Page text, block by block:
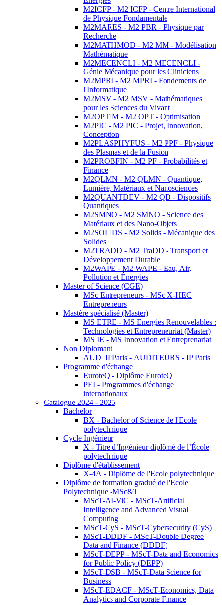
M2ICFP - M2 ICFP - Centre International
de Physique Fondamentale
M2MARES - M2 PBR - Physique par
Recherche
M2MATHMOD - M2 MM - Modélisation
Mathématique
M2MECENCLI - M2 MECENCLI -
Génie Mécanique pour les Cliniciens
M2MPRI - M2 MPRI - Fondements de
l'Informatique
M2MSV - M2 MSV - Mathématiques
pour les Sciences du Vivant
M2OPTIM - M2 OPT - Optimisation
M2PIC - M2 PIC - Projet, Innovation,
Conception
M2PLASPHYFUS - M2 PPF - Physique
des Plasmas et de la Fusion
M2PROBFIN - M2 PF - Probabilités et
Finance
M2QLMN - M2 QLMN - Quantique,
Lumière, Matériaux et Nanosciences
M2QUANTDEV - M2 QD - Dispositifs
Quantiques
M2SMNO - M2 SMNO - Science des
Matériaux et des Nano-Objets
M2SOLIDS - M2 Solids - Mécanique des
Solides
M2TRADD - M2 TraDD - Transport et
Développement Durable
M2WAPE - M2 WAPE - Eau, Air,
Pollution et Énergies
Master of Science (CGE)
MSc Entrepreneurs - MSc X-HEC
Entrepreneurs
Mastère spécialisé (Master)
MS ETRE - MS Energies Renouvelables :
Technologies et Entrepreneuriat (Master)
MS IE - MS Innovation et Entreprenariat
Non Diplomant
AUD_IPParis - AUDITEURS - IP Paris
Programme d'échange
EuroteQ - Diplôme EuroteQ
PEI - Programmes d'échange
internationaux
Catalogue 2024 - 2025
Bachelor
BX - Bachelor of Science de l'Ecole
polytechnique
Cycle Ingénieur
X - Titre d’Ingénieur diplômé de l’École
polytechnique
Diplôme d'établissement
X-4A - Diplôme de l'Ecole polytechnique
Diplôme de formation gradué de l'Ecole
Polytechnique -MSc&T
MScT-AI-ViC - MScT-Artificial
Intelligence and Advanced Visual
Computing
MScT-CyS - MScT-Cybersecurity (CyS)
MScT-DDDF - MScT-Double Degree
Data and Finance (DDDF)
MScT-DEPP - MScT-Data and Economics
for Public Policy (DEPP)
MScT-DSB - MScT-Data Science for
Business
MScT-EDACF - MScT-Economics, Data
Analytics and Corporate Finance